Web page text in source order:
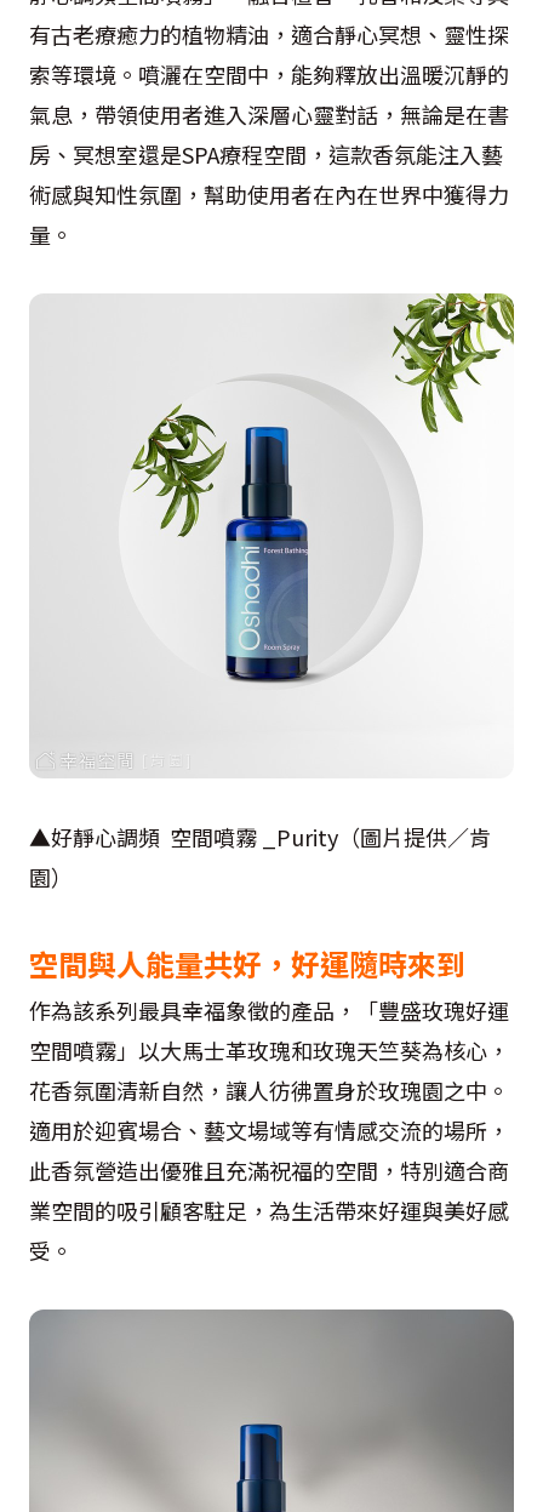
有古老療癒力的植物精油，適合靜心冥想、靈性探
索等環境。噴灑在空間中，能夠釋放出溫暖沉靜的
氣息，帶領使用者進入深層心靈對話，無論是在書
房、冥想室還是SPA療程空間，這款香氛能注入藝
術感與知性氛圍，幫助使用者在內在世界中獲得力
量。
▲好靜心調頻 空間噴霧 _Purity（圖片提供／肯
園）
空間與人能量共好，好運隨時來到
作為該系列最具幸福象徵的產品，「豐盛玫瑰好運
空間噴霧」以大馬士革玫瑰和玫瑰天竺葵為核心，
花香氛圍清新自然，讓人彷彿置身於玫瑰園之中。
適用於迎賓場合、藝文場域等有情感交流的場所，
此香氛營造出優雅且充滿祝福的空間，特別適合商
業空間的吸引顧客駐足，為生活帶來好運與美好感
受。